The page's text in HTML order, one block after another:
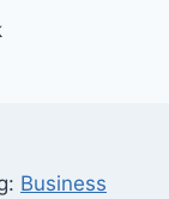
Business